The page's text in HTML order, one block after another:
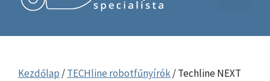
Kezdőlap /TECHline robotfűnyírók/ Techline NEXT